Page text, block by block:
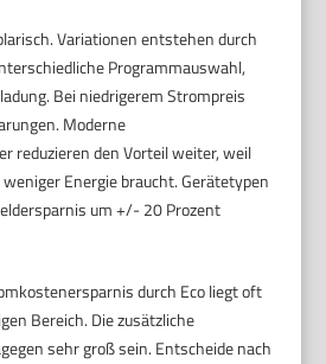
Variationen entstehen durch
Programmauswahl,
Bei niedrigerem Strompreis
Moderne
reduzieren den Vorteil weiter, weil
Energie braucht. Gerätetypen
um +/- 20 Prozent
durch Eco liegt oft
Bereich. Die zusätzliche
sehr groß sein. Entscheide nach